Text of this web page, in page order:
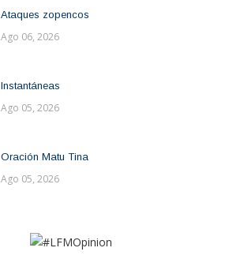
Ataques zopencos
Ago 06, 2026
Instantáneas
Ago 05, 2026
Oración Matu Tina
Ago 05, 2026